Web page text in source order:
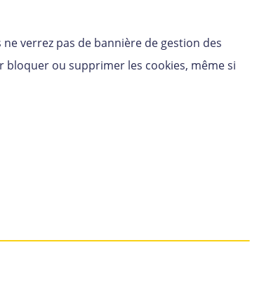
verrez pas de bannière de gestion des
ou supprimer les cookies, même si